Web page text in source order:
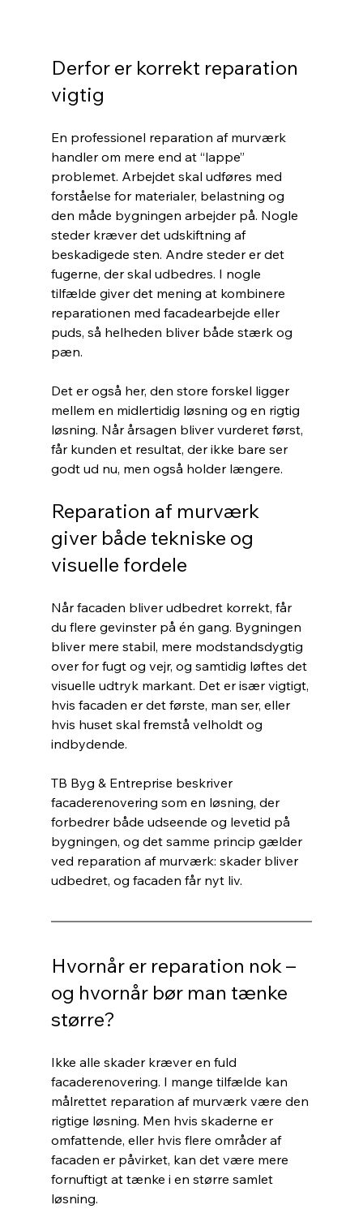
Derfor er korrekt reparation
vigtig
En professionel reparation af murværk
handler om mere end at “lappe”
problemet. Arbejdet skal udføres med
forståelse for materialer, belastning og
den måde bygningen arbejder på. Nogle
steder kræver det udskiftning af
beskadigede sten. Andre steder er det
fugerne, der skal udbedres. I nogle
tilfælde giver det mening at kombinere
reparationen med facadearbejde eller
puds, så helheden bliver både stærk og
pæn.
Det er også her, den store forskel ligger
mellem en midlertidig løsning og en rigtig
løsning. Når årsagen bliver vurderet først,
får kunden et resultat, der ikke bare ser
godt ud nu, men også holder længere.
Reparation af murværk
giver både tekniske og
visuelle fordele
Når facaden bliver udbedret korrekt, får
du flere gevinster på én gang. Bygningen
bliver mere stabil, mere modstandsdygtig
over for fugt og vejr, og samtidig løftes det
visuelle udtryk markant. Det er især vigtigt,
hvis facaden er det første, man ser, eller
hvis huset skal fremstå velholdt og
indbydende.
TB Byg & Entreprise beskriver
facaderenovering som en løsning, der
forbedrer både udseende og levetid på
bygningen, og det samme princip gælder
ved reparation af murværk: skader bliver
udbedret, og facaden får nyt liv.
Hvornår er reparation nok –
og hvornår bør man tænke
større?
Ikke alle skader kræver en fuld
facaderenovering. I mange tilfælde kan
målrettet reparation af murværk være den
rigtige løsning. Men hvis skaderne er
omfattende, eller hvis flere områder af
facaden er påvirket, kan det være mere
fornuftigt at tænke i en større samlet
løsning.